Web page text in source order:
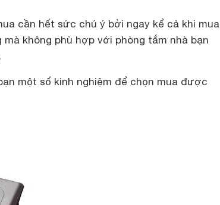
cần hết sức chú ý bởi ngay kể cả khi mua
không phù hợp với phòng tắm nhà bạn
một số kinh nghiệm để chọn mua được